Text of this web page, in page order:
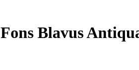
Fons Blavus